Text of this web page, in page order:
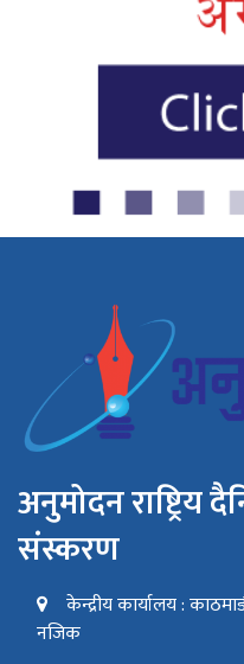
अनुमोदन
संस्करण
केन्द्रीय कार्यालय :
नजिक